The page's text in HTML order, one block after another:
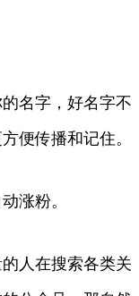
名字，好名字不
便传播和记住。
涨粉。
人在搜索各类关